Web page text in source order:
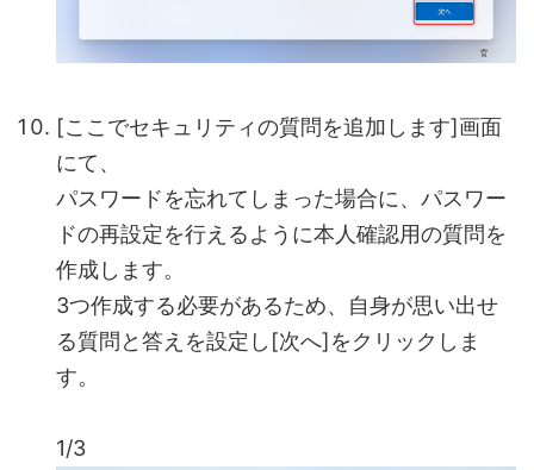
[ここでセキュリティの質問を追加します]画面
にて、
パスワードを忘れてしまった場合に、パスワー
ドの再設定を行えるように本人確認用の質問を
作成します。
3つ作成する必要があるため、自身が思い出せ
る質問と答えを設定し[次へ]をクリックしま
す。
1/3